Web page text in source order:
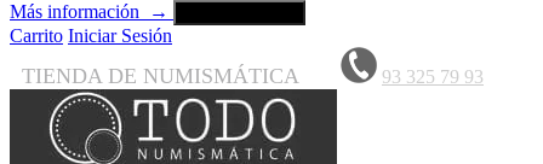
Más información
→
Carrito Iniciar Sesión
TIENDA DE NUMISMÁTICA 93 325 79 93